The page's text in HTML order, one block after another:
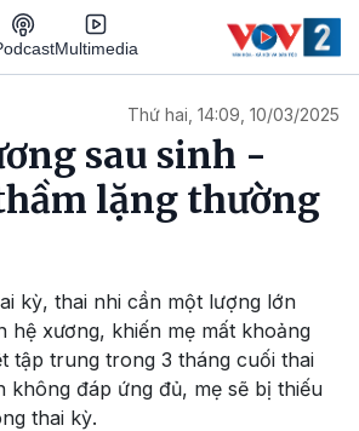
Multimedia
Thứ hai, 14:09, 10/03/2025
sau sinh -
lặng thường
kỳ, thai nhi cần một lượng lớn
hệ xương, khiến mẹ mất khoảng
tập trung trong 3 tháng cuối thai
không đáp ứng đủ, mẹ sẽ bị thiếu
thai kỳ.